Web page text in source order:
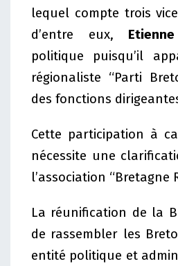
lequel compte trois
d’entre eux,
politique puisqu’il
régionaliste “Parti
des fonctions
Cette participation à
nécessite une
l’association “Bretagne
La réunification de la
de rassembler les
entité politique et